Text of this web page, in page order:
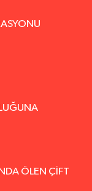
ÖLEN ÇİFT